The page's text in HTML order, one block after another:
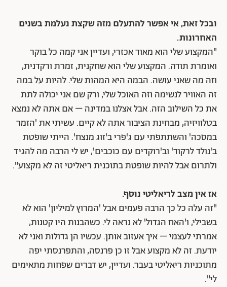
ובכל זאת, אי אפשר להתעלם מזה שקצת נעלמת בשנים
האחרונות.
"המקצוע שלי הוא מאוד אכזרי, ועדיין אני קמה כל בוקר
ואומרת תודה. המקצוע שלי הוא שחקנית, זמרת ורקדנית,
וזה מה שאני עושה. הבמה היא המהות שלי. להיות על במה
זה האוויר לנשימה וזה האוכל שלי, ורק שם אני יכולה לתת
את כל השילוב הזה. אבל אצלנו במדינה – אם אתה לא נמצא
בטלוויזיה, מבחינת הציבור אתה לא קיים. עשיתי את 'הזמר
במסכה' והשתתפתי עם ג'פרי ב'זוג מנצח'. הייתי שופטת
ב'נולד לרקוד' וב'רוקדים עם כוכבים', יש לי הרבה מה להגיד
ולתרום אבל להיות שופטת בתוכנית ריאליטי זה לא מקצוע".
אז אין מצב לריאליטי נוסף.
"זה עלה כל כך הרבה פעמים אבל 'המרוץ למיליון' הוא לא
בשבילי, ו'האח הגדול' לא נראה לי. כשהבנות היו קטנות,
אמרתי לעצמי – איך אעזוב אותן. עכשיו הן גדולות ואני לא
יודעת. זה לא מקצוע אבל זו כן פרנסה, והתפרנסתי יפה
מתוכניות ריאליטי בעבר. ועדיין, יש דברים שפחות מתאימים
לי".